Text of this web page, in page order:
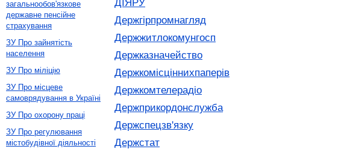
ДІЯРУ
Держгірпромнагляд
Держжитлокомунгосп
Держказначейство
Держкомісціннихпаперів
Держкомтелерадіо
Держприкордонслужба
Держспецзв'язку
Держстат
загальнообов'язкове
державне пенсійне
страхування
ЗУ Про зайнятість
населення
ЗУ Про міліцію
ЗУ Про місцеве
самоврядування в Україні
ЗУ Про охорону праці
ЗУ Про регулювання
містобудівної діяльності